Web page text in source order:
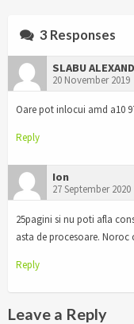
3 Responses
SLABU
20 November 2019
Oare pot inlocui amd a10
Reply
Ion
27 September 2020
25pagini si nu poti afla
asta de procesoare. Noroc
Reply
Leave a Reply